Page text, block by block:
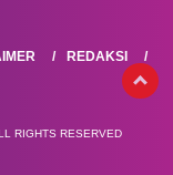
REDAKSI
RIGHTS RESERVED